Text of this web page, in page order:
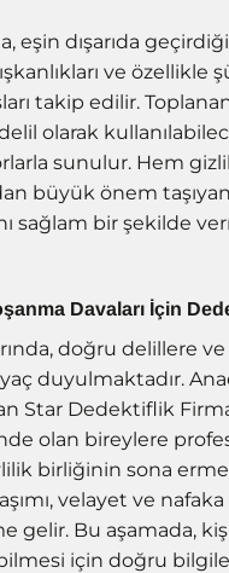
eşin dışarıda
ve özellikle
takip edilir.
olarak
sunulur. Hem
büyük önem
sağlam bir şekilde
Davaları İçin
doğru delillere
duyulmaktadır.
Star Dedektiflik
olan bireylere
birliğinin sona
velayet ve
gelir. Bu aşamada,
için doğru